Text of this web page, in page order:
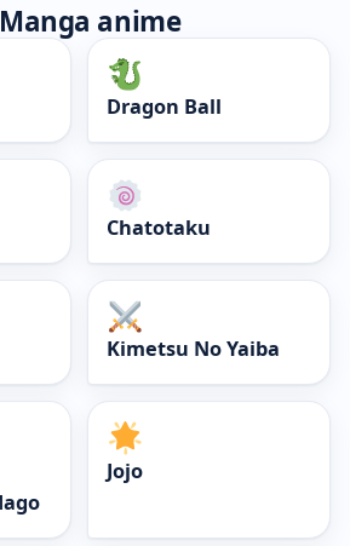
anime
Dragon Ball
Chatotaku
Kimetsu No Yaiba
Jojo